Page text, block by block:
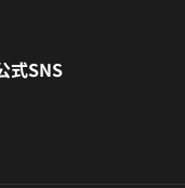
式SNS